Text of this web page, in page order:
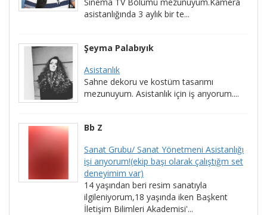
asistanlığında 3 aylık bir te...
Şeyma Palabıyık
Asistanlık
Sahne dekoru ve kostüm tasarımı
mezunuyum. Asistanlık için iş arıyorum....
Bb Z
Sanat Grubu/ Sanat Yönetmeni Asistanlığı
işi arıyorum!(ekip başı olarak çalıştığm set
deneyimim var)
14 yaşından beri resim sanatıyla
ilgileniyorum,18 yaşında iken Başkent
İletişim Bilimleri Akademisi'...